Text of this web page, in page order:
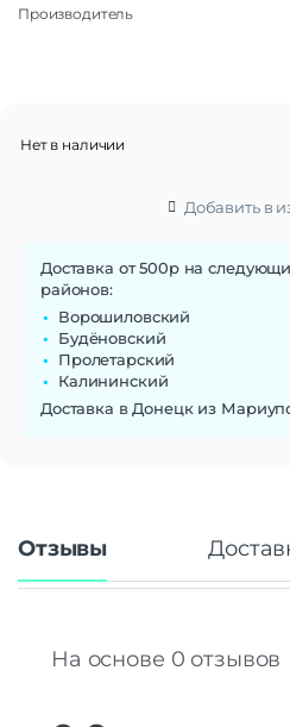
Производитель
Нет в наличии
Добавить в
Доставка от 500р на
районов:
Ворошиловский
Будёновский
Пролетарский
Калининский
Доставка в Донецк из
Отзывы
На основе 0 отзывов